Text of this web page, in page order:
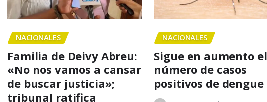
NACIONALES
Familia de Deivy Abreu:
«No nos vamos a cansar
de buscar justicia»;
tribunal ratifica
NACIONALES
Sigue en aumento el
número de casos
positivos de dengue